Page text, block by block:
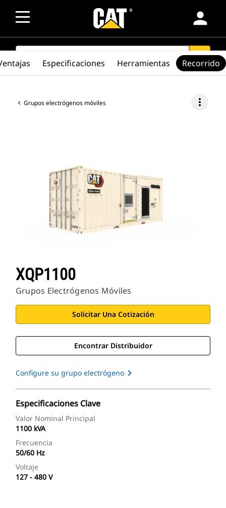
person
SEARCH search
Grupos electrógenos móviles more_vert
XQP1100
Grupos Electrógenos Móviles
Solicitar Una Cotización
Encontrar Distribuidor
Configure su grupo electrógeno
Especificaciones Clave
Valor Nominal Principal
1100 kVA
Frecuencia
50/60 Hz
Voltaje
127 - 480 V
Especificaciones Herramientas Recorrido